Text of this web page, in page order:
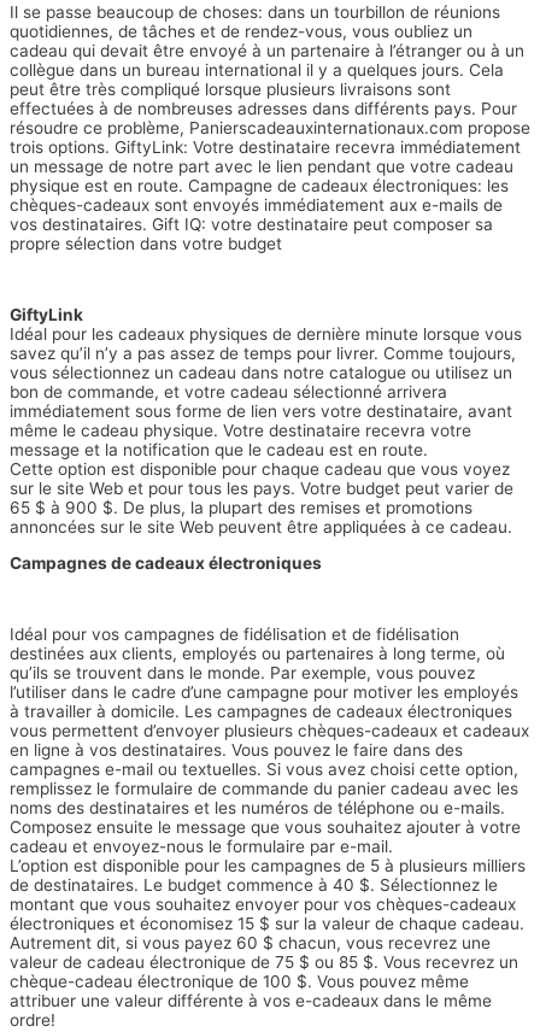
Il se passe beaucoup de choses: dans un tourbillon de réunions
quotidiennes, de tâches et de rendez-vous, vous oubliez un
cadeau qui devait être envoyé à un partenaire à l’étranger ou à un
collègue dans un bureau international il y a quelques jours. Cela
peut être très compliqué lorsque plusieurs livraisons sont
effectuées à de nombreuses adresses dans différents pays. Pour
résoudre ce problème, Panierscadeauxinternationaux.com propose
trois options. GiftyLink: Votre destinataire recevra immédiatement
un message de notre part avec le lien pendant que votre cadeau
physique est en route. Campagne de cadeaux électroniques: les
chèques-cadeaux sont envoyés immédiatement aux e-mails de
vos destinataires. Gift IQ: votre destinataire peut composer sa
propre sélection dans votre budget
GiftyLink
Idéal pour les cadeaux physiques de dernière minute lorsque vous
savez qu’il n’y a pas assez de temps pour livrer. Comme toujours,
vous sélectionnez un cadeau dans notre catalogue ou utilisez un
bon de commande, et votre cadeau sélectionné arrivera
immédiatement sous forme de lien vers votre destinataire, avant
même le cadeau physique. Votre destinataire recevra votre
message et la notification que le cadeau est en route.
Cette option est disponible pour chaque cadeau que vous voyez
sur le site Web et pour tous les pays. Votre budget peut varier de
65 $ à 900 $. De plus, la plupart des remises et promotions
annoncées sur le site Web peuvent être appliquées à ce cadeau.
Campagnes de cadeaux électroniques
Idéal pour vos campagnes de fidélisation et de fidélisation
destinées aux clients, employés ou partenaires à long terme, où
qu’ils se trouvent dans le monde. Par exemple, vous pouvez
l’utiliser dans le cadre d’une campagne pour motiver les employés
à travailler à domicile. Les campagnes de cadeaux électroniques
vous permettent d’envoyer plusieurs chèques-cadeaux et cadeaux
en ligne à vos destinataires. Vous pouvez le faire dans des
campagnes e-mail ou textuelles. Si vous avez choisi cette option,
remplissez le formulaire de commande du panier cadeau avec les
noms des destinataires et les numéros de téléphone ou e-mails.
Composez ensuite le message que vous souhaitez ajouter à votre
cadeau et envoyez-nous le formulaire par e-mail.
L’option est disponible pour les campagnes de 5 à plusieurs milliers
de destinataires. Le budget commence à 40 $. Sélectionnez le
montant que vous souhaitez envoyer pour vos chèques-cadeaux
électroniques et économisez 15 $ sur la valeur de chaque cadeau.
Autrement dit, si vous payez 60 $ chacun, vous recevrez une
valeur de cadeau électronique de 75 $ ou 85 $. Vous recevrez un
chèque-cadeau électronique de 100 $. Vous pouvez même
attribuer une valeur différente à vos e-cadeaux dans le même
ordre!